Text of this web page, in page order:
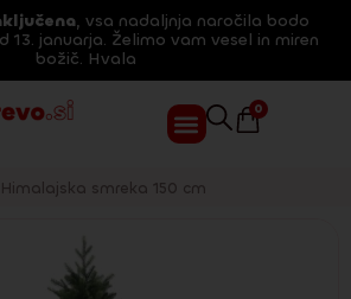
, vsa nadaljnja naročila bodo
13. januarja. Želimo vam vesel in miren
božič. Hvala
0
Himalajska smreka 150 cm